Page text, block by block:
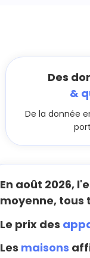
Des
&
De la donnée
En août 2026,
moyenne, tous
Le prix des
Les maisons